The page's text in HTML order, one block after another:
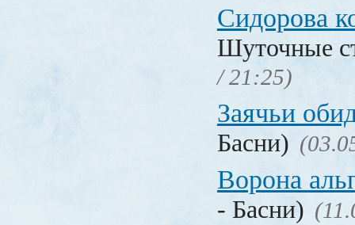
Сидорова
Шуточные
/ 21:25)
Заячьи
Басни)
Ворона
- Басни)